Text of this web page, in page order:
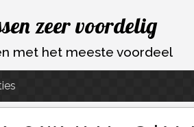
zeer voordelig
met het meeste voordeel